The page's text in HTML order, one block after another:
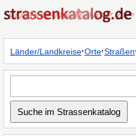
Länder/Landkreise·Orte·Straßen·